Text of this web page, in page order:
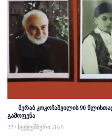
მერაბ კოკოჩაშვილის 90
გამოფენა
22 / სექტემბერი 2025